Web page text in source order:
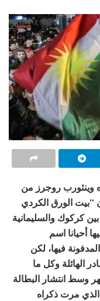
وينثورب روجرز من
“بيت الورق الكردي
كركوك والسليمانية
أحيانا اسم
فيها، لكن
الهائلة وكل ما
وسط انتشار البطالة
الذي مرت ذكراه